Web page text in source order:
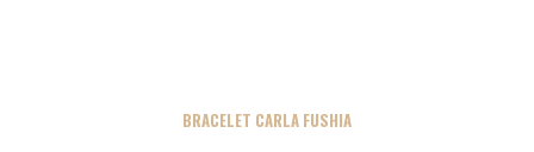
BRACELET CARLA FUSHIA